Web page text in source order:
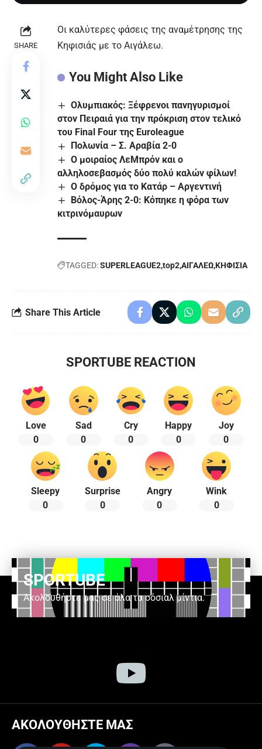
SHARE
Οι καλύτερες φάσεις της αναμέτρησης της
Κηφισιάς με το Αιγάλεω.
You Might Also Like
Ολυμπιακός: Ξέφρενοι πανηγυρισμοί
στον Πειραιά για την πρόκριση στον τελικό
του Final Four της Euroleague
Πολωνία – Σ. Αραβία 2-0
Ο μοιραίος ΛεΜπρόν και o
αλληλοσεβασμός δύο πολύ καλών φίλων!
Ο δρόμος για το Κατάρ – Αργεντινή
Βόλος-Άρης 2-0: Κόπηκε η φόρα των
κιτρινόμαυρων
TAGGED:SUPERLEAGUE2top2ΑΙΓΑΛΕΩΚΗΦΙΣΙΑ
Share This Article
SPORTUBE REACTION
Love
0
Sad
0
Cry
0
Happy
0
Joy
0
Sleepy
0
Surprise
0
Angry
0
Wink
0
SPORTUBE
Ακολουθήστε μας σε όλα τα σόσιαλ μίντια.
ΑΚΟΛΟΥΘΗΣΤΕ ΜΑΣ